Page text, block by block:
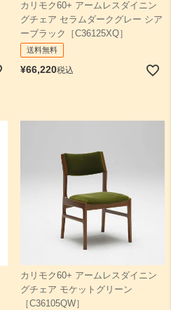
検索
カリモク60+ アームレスダイニン
グチェア セラムダークグレー シア
ーブラック［C36125XQ］
送料無料
¥66,220税込
カリモク60+ アームレスダイニン
グチェア モケットグリーン
［C36105QW］